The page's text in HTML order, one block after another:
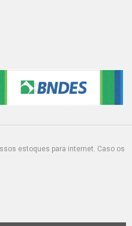
estoques para internet. Caso os